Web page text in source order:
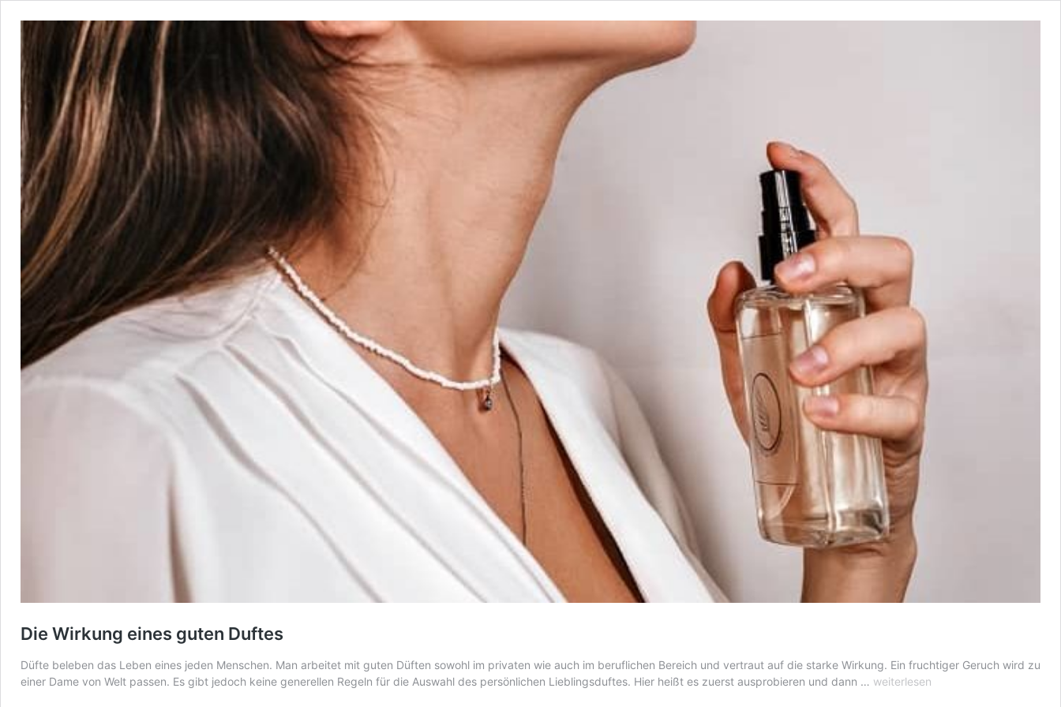
Die Wirkung eines guten Duftes
Düfte beleben das Leben eines jeden Menschen. Man arbeitet mit guten Düften sowohl im privaten wie auch im beruflichen Bereich und vertraut auf die starke Wirkung. Ein fruchtiger Geruch wird zu
einer Dame von Welt passen. Es gibt jedoch keine generellen Regeln für die Auswahl des persönlichen Lieblingsduftes. Hier heißt es zuerst ausprobieren und dann … Die
weiterlesen